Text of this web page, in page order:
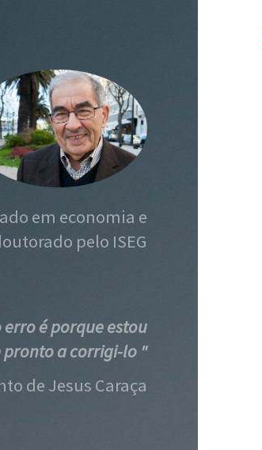
em economia e
pelo ISEG
erro é porque estou
pronto a corrigi-lo "
de Jesus Caraça